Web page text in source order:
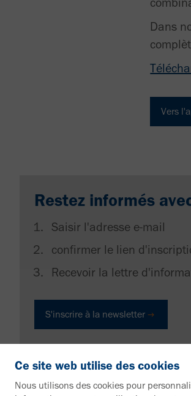
Dans
Vers
Restez informés
Saisir l'adresse e-mail
confirmer le lien
Recevoir la lettre
S'inscrire à la newsletter
Ce site web utilise des cookies
Nous utilisons des cookies pour